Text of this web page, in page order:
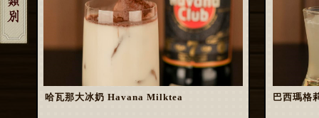
哈瓦那大冰奶 Havana Milktea 巴西瑪